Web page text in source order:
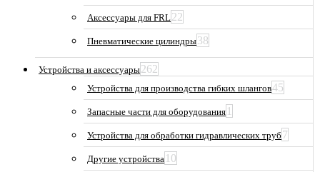
Аксессуары для FRL22
Пневматические цилиндры38
Устройства и аксессуары262
Устройства для производства гибких шлангов45
Запасные части для оборудования 1
Устройства для обработки гидравлических труб 7
Другие устройства 10